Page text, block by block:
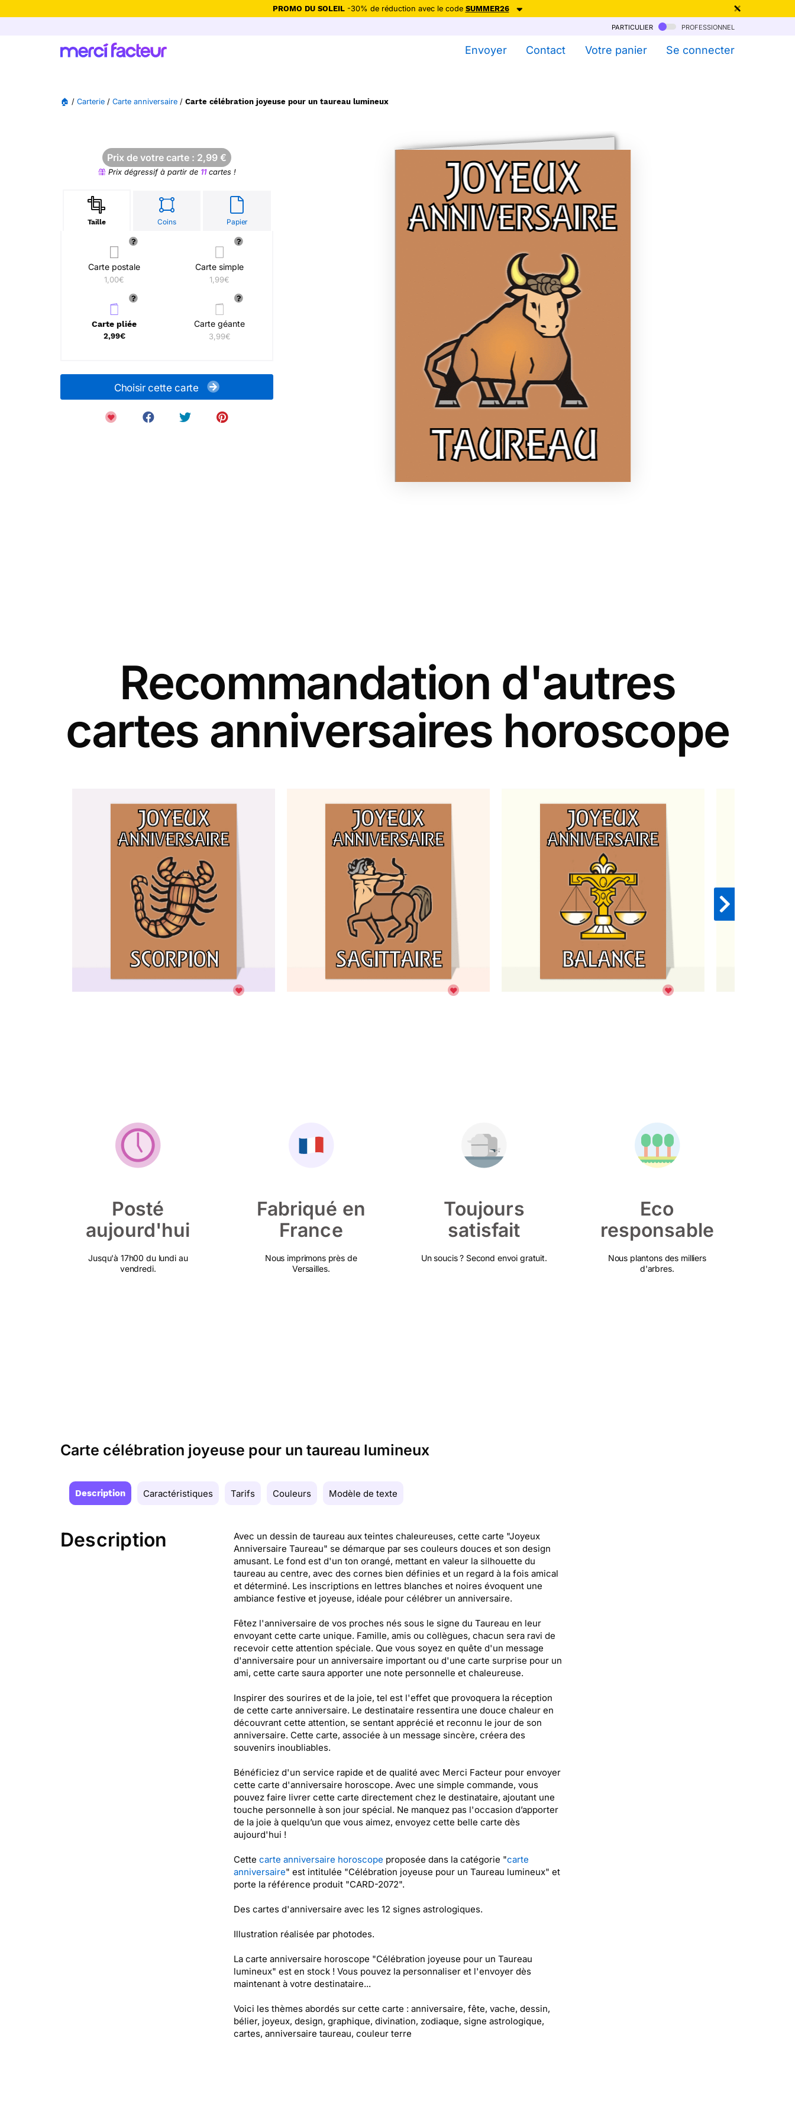
PROMO DU SOLEIL-30% de réduction avec le code SUMMER26
Ne plus afficher
particulier professionnel
Envoyer Contact Votre panier Se connecter
🏠 / Carterie / Carte anniversaire / Carte célébration joyeuse pour un taureau lumineux
Prix de votre carte : 2,99 €
Prix dégressif à partir de 11cartes !
Taille Coins Papier
Carte postale
1,00€
Carte simple
1,99€
Carte pliée
2,99€
Carte géante
3,99€
Choisir cette carte
Recommandation d'autres
cartes anniversaires horoscope
Posté
aujourd'hui
Jusqu'à 17h00 du lundi au
vendredi.
Fabriqué en
France
Nous imprimons près de
Versailles.
Toujours
satisfait
Un soucis ? Second envoi gratuit.
Eco
responsable
Nous plantons des milliers
d'arbres.
Carte célébration joyeuse pour un taureau lumineux
Description Caractéristiques Tarifs Couleurs Modèle de texte
Description
Avec un dessin de taureau aux teintes chaleureuses, cette carte "Joyeux
Anniversaire Taureau" se démarque par ses couleurs douces et son design
amusant. Le fond est d'un ton orangé, mettant en valeur la silhouette du
taureau au centre, avec des cornes bien définies et un regard à la fois amical
et déterminé. Les inscriptions en lettres blanches et noires évoquent une
ambiance festive et joyeuse, idéale pour célébrer un anniversaire.
Fêtez l'anniversaire de vos proches nés sous le signe du Taureau en leur
envoyant cette carte unique. Famille, amis ou collègues, chacun sera ravi de
recevoir cette attention spéciale. Que vous soyez en quête d'un message
d'anniversaire pour un anniversaire important ou d'une carte surprise pour un
ami, cette carte saura apporter une note personnelle et chaleureuse.
Inspirer des sourires et de la joie, tel est l'effet que provoquera la réception
de cette carte anniversaire. Le destinataire ressentira une douce chaleur en
découvrant cette attention, se sentant apprécié et reconnu le jour de son
anniversaire. Cette carte, associée à un message sincère, créera des
souvenirs inoubliables.
Bénéficiez d'un service rapide et de qualité avec Merci Facteur pour envoyer
cette carte d'anniversaire horoscope. Avec une simple commande, vous
pouvez faire livrer cette carte directement chez le destinataire, ajoutant une
touche personnelle à son jour spécial. Ne manquez pas l'occasion d’apporter
de la joie à quelqu’un que vous aimez, envoyez cette belle carte dès
aujourd'hui !
Cette carte anniversaire horoscope proposée dans la catégorie "carte
anniversaire" est intitulée "Célébration joyeuse pour un Taureau lumineux" et
porte la référence produit "CARD-2072".
Des cartes d'anniversaire avec les 12 signes astrologiques.
Illustration réalisée par photodes.
La carte anniversaire horoscope "Célébration joyeuse pour un Taureau
lumineux" est en stock ! Vous pouvez la personnaliser et l'envoyer dès
maintenant à votre destinataire...
Voici les thèmes abordés sur cette carte : anniversaire, fête, vache, dessin,
bélier, joyeux, design, graphique, divination, zodiaque, signe astrologique,
cartes, anniversaire taureau, couleur terre